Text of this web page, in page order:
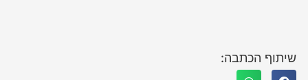
שיתוף הכתבה: